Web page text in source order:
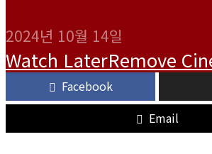
2024년 10월 14일
Watch LaterRemove
Facebook
Email